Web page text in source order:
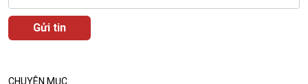
Thanh âm ký sự
Chân dung cuộc sống
Các chương trình đặc biệt
CHUYÊN MỤC